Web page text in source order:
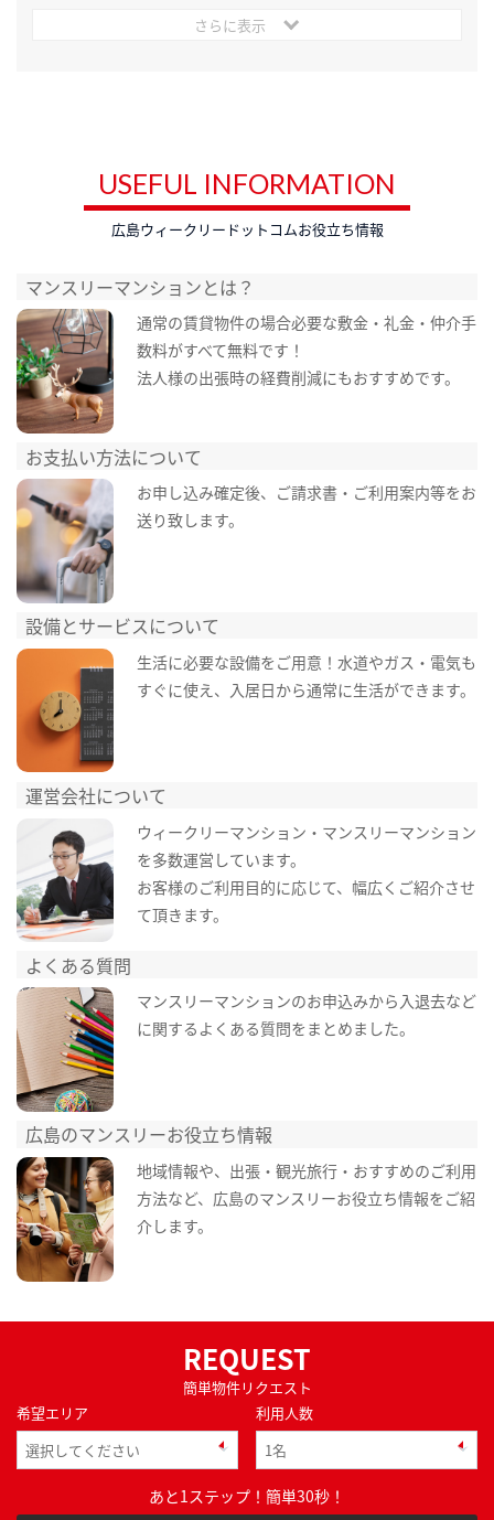
さらに表示
USEFUL INFORMATION
広島ウィークリードットコムお役立ち情報
マンスリーマンションとは？
通常の賃貸物件の場合必要な敷金・礼金・仲介手
数料がすべて無料です！
法人様の出張時の経費削減にもおすすめです。
お支払い方法について
お申し込み確定後、ご請求書・ご利用案内等をお
送り致します。
設備とサービスについて
生活に必要な設備をご用意！水道やガス・電気も
すぐに使え、入居日から通常に生活ができます。
運営会社について
ウィークリーマンション・マンスリーマンション
を多数運営しています。
お客様のご利用目的に応じて、幅広くご紹介させ
て頂きます。
よくある質問
マンスリーマンションのお申込みから入退去など
に関するよくある質問をまとめました。
広島のマンスリーお役立ち情報
地域情報や、出張・観光旅行・おすすめのご利用
方法など、広島のマンスリーお役立ち情報をご紹
介します。
REQUEST
簡単物件リクエスト
希望エリア
利用人数
あと1ステップ！簡単30秒！